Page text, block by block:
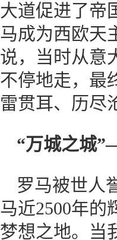
大道促进了帝
马成为西欧天
说，当时从意
不停地走，最
雷贯耳、历尽
“万城之城
罗马被世人
马近2500年的
梦想之地。当